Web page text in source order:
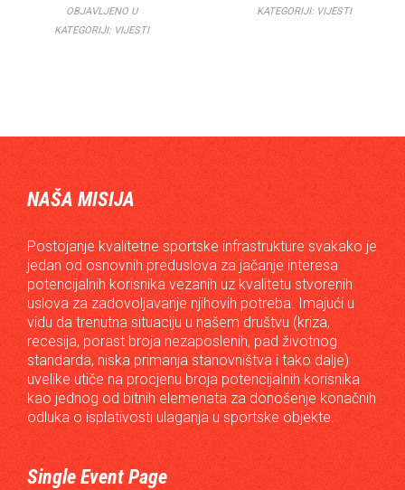
OBJAVLJENO U
KATEGORIJI: VIJESTI
KATEGORIJI: VIJESTI
NAŠA MISIJA
Postojanje kvalitetne sportske infrastrukture svakako je
jedan od osnovnih preduslova za jačanje interesa
potencijalnih korisnika vezanih uz kvalitetu stvorenih
uslova za zadovoljavanje njihovih potreba. Imajući u
vidu da trenutna situaciju u našem društvu (kriza,
recesija, porast broja nezaposlenih, pad životnog
standarda, niska primanja stanovništva i tako dalje)
uvelike utiče na procjenu broja potencijalnih korisnika
kao jednog od bitnih elemenata za donošenje konačnih
odluka o isplativosti ulaganja u sportske objekte.
Single Event Page